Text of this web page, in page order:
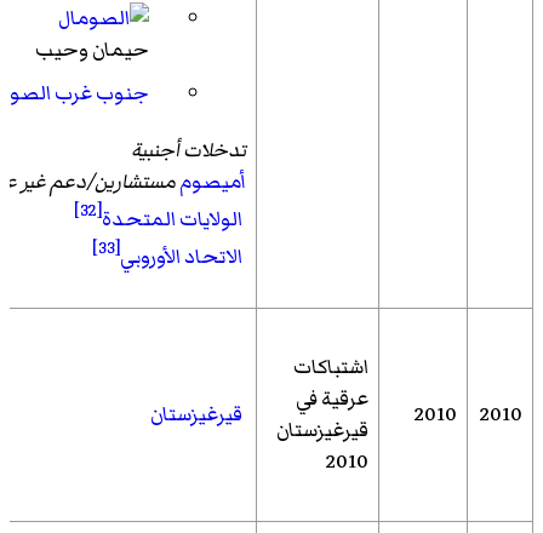
حيمان وحيب
جنوب غرب
تدخلات أجنبية
أميصوممستشارين/دعم غير
الولايات المتحدة[32]
الاتحاد الأوروبي[33]
2010
2010
اشتباكات
عرقية في
قيرغيزستان
2010
قيرغيزستان